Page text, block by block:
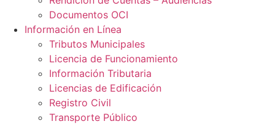
Documentos OCI
Información en Línea
Tributos Municipales
Licencia de Funcionamiento
Información Tributaria
Licencias de Edificación
Registro Civil
Transporte Público